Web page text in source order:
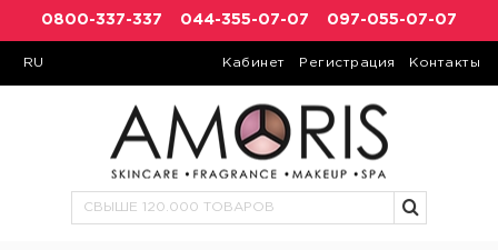
0800-337-337 044-355-07-07 097-055-07-07
RU Кабинет Регистрация Контакты